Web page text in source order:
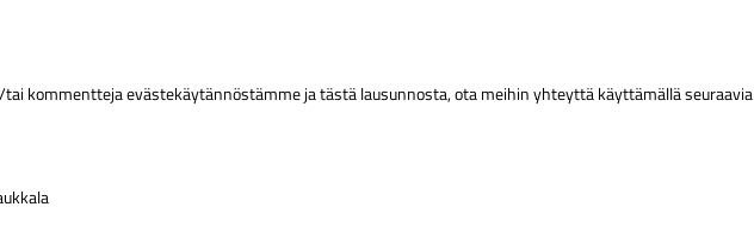
tai kommentteja evästekäytännöstämme ja tästä lausunnosta, ota meihin yhteyttä käyttämällä seuraavia